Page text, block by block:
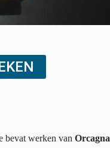
bevat werken van Orcagna